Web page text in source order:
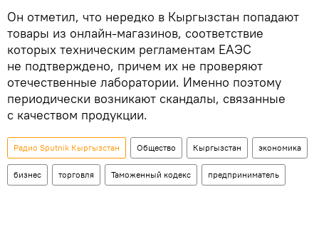
Он отметил, что нередко в Кыргызстан попадают
товары из онлайн-магазинов, соответствие
которых техническим регламентам ЕАЭС
не подтверждено, причем их не проверяют
отечественные лаборатории. Именно поэтому
периодически возникают скандалы, связанные
с качеством продукции.
Радио Sputnik Кыргызстан Общество Кыргызстан экономика
бизнес торговля Таможенный кодекс предприниматель